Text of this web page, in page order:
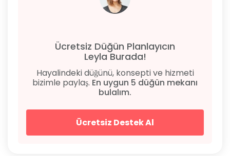
Ücretsiz Düğün Planlayıcın
Leyla Burada!
Hayalindeki düğünü, konsepti ve hizmeti
bizimle paylaş. En uygun 5 düğün mekanı
bulalım.
Ücretsiz Destek Al